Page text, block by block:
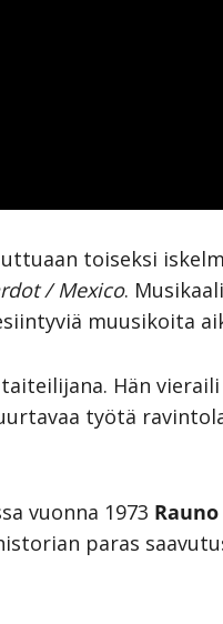
toiseksi
/ Mexico.
muusikoita
Hän
työtä
vuonna 1973
paras